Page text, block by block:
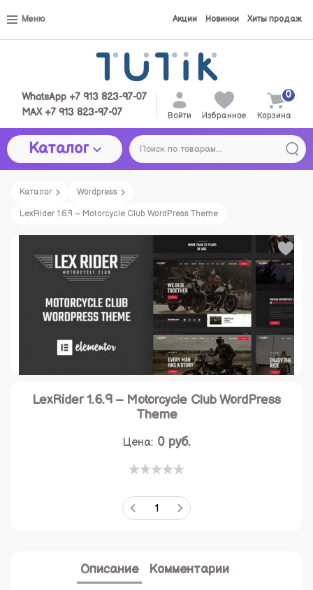
Меню Акции Новинки Хиты продаж
WhatsApp +7 913 823-97-07
MAX +7 913 823-97-07
Войти Избранное Корзина
0
Каталог
Каталог Wordpress
LexRider 1.6.9 – Motorcycle Club WordPress Theme
LexRider 1.6.9 – Motorcycle Club WordPress
Theme
Цена: 0 руб.
Описание
Комментарии